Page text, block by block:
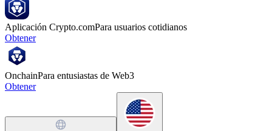
Aplicación Crypto.comPara usuarios cotidianos
Obtener
OnchainPara entusiastas de Web3
Obtener